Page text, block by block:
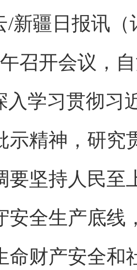
/新疆日报讯（
召开会议，
入学习贯彻习
示精神，研究
要坚持人民至
安全生产底线
命财产安全和